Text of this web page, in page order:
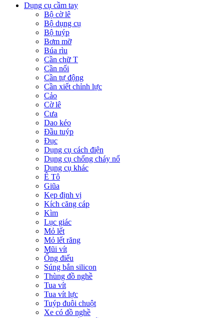
Dụng cụ cầm tay
Bộ cờ lê
Bộ dụng cụ
Bộ tuýp
Bơm mỡ
Búa rìu
Cần chữ T
Cần nối
Cần tự động
Cần xiết chỉnh lực
Cảo
Cờ lê
Cưa
Dao kéo
Đầu tuýp
Đục
Dụng cụ cách điện
Dụng cụ chống cháy nổ
Dụng cụ khác
Ê Tô
Giũa
Kẹp định vị
Kích căng cáp
Kìm
Lục giác
Mỏ lết
Mỏ lết răng
Mũi vít
Ống điếu
Súng bắn silicon
Thùng đồ nghề
Tua vít
Tua vít lực
Tuýp đuôi chuột
Xe có đồ nghề